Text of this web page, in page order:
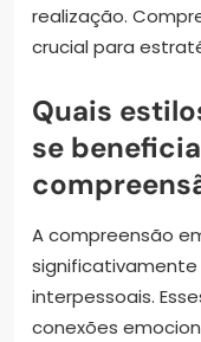
realização.
crucial para
Quais
se
A compreensão
significativamente
interpessoais.
conexões